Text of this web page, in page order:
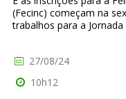
(Fecinc) começam na
trabalhos para a
27/08/24
10h12